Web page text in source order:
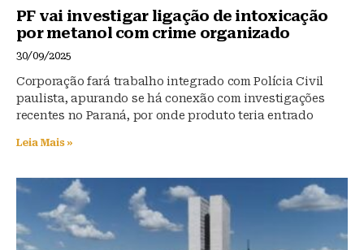
PF vai investigar ligação de intoxicação
por metanol com crime organizado
30/09/2025
Corporação fará trabalho integrado com Polícia Civil
paulista, apurando se há conexão com investigações
recentes no Paraná, por onde produto teria entrado
Leia Mais »